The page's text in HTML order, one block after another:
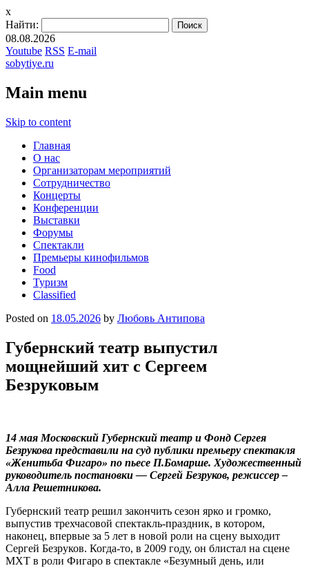
x
Найти:
08.08.2026
Youtube RSS E-mail
sobytiye.ru
Main menu
Skip to content
Главная
О нас
Организаторам мероприятий
Сотрудничество
Концерты
Конференции
Выставки
Форумы
Спектакли
Премьеры кинофильмов
Food
Туризм
Сlassified
Posted on 18.05.2026 by Любовь Антипова
Губернский театр выпустил
мощнейший хит с Сергеем
Безруковым
14 мая Московский Губернский театр и Фонд Сергея
Безрукова представили на суд публики премьеру спектакля
«Женитьба Фигаро» по пьесе П.Бомарше. Художественный
руководитель постановки — Сергей Безруков, режиссер –
Алла Решетникова.
Губернский театр решил закончить сезон ярко и громко,
выпустив трехчасовой спектакль-праздник, в котором,
наконец, впервые за 5 лет в новой роли на сцену выходит
Сергей Безруков. Когда-то, в 2009 году, он блистал на сцене
МХТ в роли Фигаро в спектакле «Безумный день, или